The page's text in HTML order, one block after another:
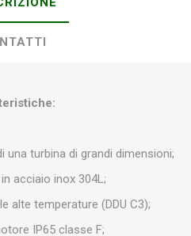
una turbina di grandi dimensioni;
acciaio inox 304L;
alte temperature (DDU C3);
IP65 classe F;